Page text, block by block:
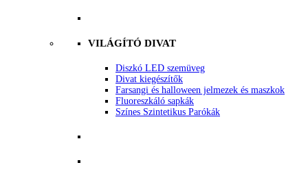
VILÁGÍTÓ DIVAT
Diszkó LED szemüveg
Divat kiegészítők
Farsangi és halloween jelmezek és maszkok
Fluoreszkáló sapkák
Színes Szintetikus Parókák